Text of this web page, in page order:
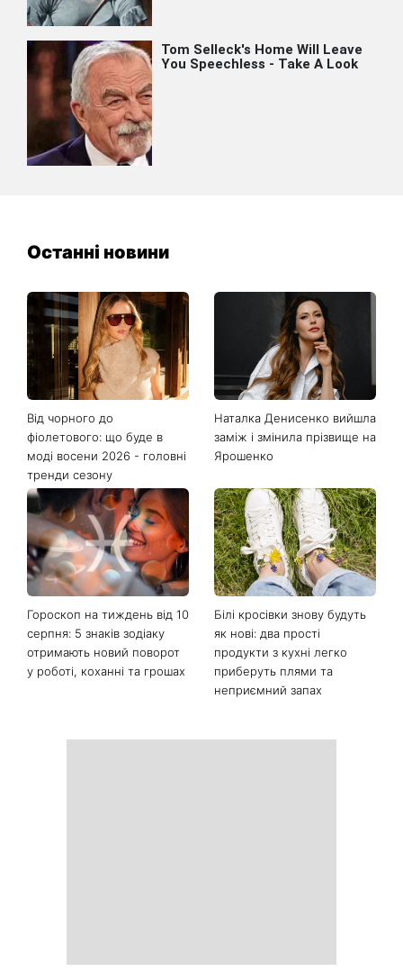
Останні новини
Від чорного до
фіолетового: що буде в
моді восени 2026 - головні
тренди сезону
Наталка Денисенко вийшла
заміж і змінила прізвище на
Ярошенко
Гороскоп на тиждень від 10
серпня: 5 знаків зодіаку
отримають новий поворот
у роботі, коханні та грошах
Білі кросівки знову будуть
як нові: два прості
продукти з кухні легко
приберуть плями та
неприємний запах